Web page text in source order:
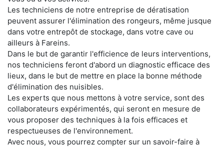
Les techniciens de notre entreprise de dératisation
peuvent assurer l'élimination des rongeurs, même jusque
dans votre entrepôt de stockage, dans votre cave ou
ailleurs à Fareins.
Dans le but de garantir l'efficience de leurs interventions,
nos techniciens feront d'abord un diagnostic efficace des
lieux, dans le but de mettre en place la bonne méthode
d'élimination des nuisibles.
Les experts que nous mettons à votre service, sont des
collaborateurs expérimentés, qui seront en mesure de
vous proposer des techniques à la fois efficaces et
respectueuses de l'environnement.
Avec nous, vous pourrez compter sur un savoir-faire à